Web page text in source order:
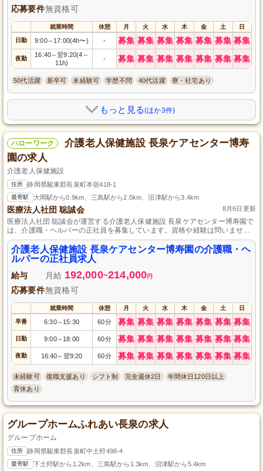
応募要件無資格可
就業時間 休憩 月 火 水 木 金 土 日
日勤 9:00～ 17:00(4h〜) - 募集 募集 募集 募集 募集 募集 募集
夜勤
16:40～翌9:20(4 ～
11h)
- 募集 募集 募集 募集 募集 募集 募集
50代活躍 新卒可 未経験可 学歴不問 40代活躍 寮・社宅あり
もっと見る(ほか3件)
ハローワーク
介護老人保健施設 長泉ケアセンター博寿
園の求人
介護老人保健施設
住所 静岡県駿東郡長泉町本宿418-1
最寄駅 大岡駅から0.9km、三島駅から2.0km、沼津駅から3.4km
医療法人社団 聡誠会 8月6日更新
医療法人社団 聡誠会が運営する介護老人保健施設 長泉ケアセンター博寿園で
は、介護職・ヘルパーの正社員を募集しています。資格や経験は問いません
ので、介護の業界に興味がある方ややる気のある方は是非ご応募ください。
私たちと一緒に、高齢者の方々に安心と笑顔を届ける仕事に挑戦してみませ
んか？ご応募お待ちしております。
介護老人保健施設 長泉ケアセンター博寿園の介護職・ヘ
ルパーの正社員求人
給与 月給 192,000~214,000円
応募要件無資格可
就業時間 休憩 月 火 水 木 金 土 日
早番 6:30～ 15:30 60分 募集 募集 募集 募集 募集 募集 募集
日勤 9:00～ 18:00 60分 募集 募集 募集 募集 募集 募集 募集
夜勤 16:40～ 翌9:20 60分 募集 募集 募集 募集 募集 募集 募集
未経験可 復職支援あり シフト制 完全週休2日
年間休日120日以上
育休あり
グループホームふれあい長泉の求人
グループホーム
住所 静岡県駿東郡長泉町中土狩498-4
最寄駅 下土狩駅から1.2km、三島駅から1.3km、沼津駅から5.4km